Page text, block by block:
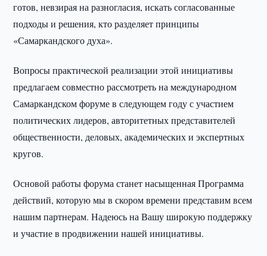
готов, невзирая на разногласия, искать согласованные
подходы и решения, кто разделяет принципы
«Самаркандского духа».
Вопросы практической реализации этой инициативы
предлагаем совместно рассмотреть на международном
Самаркандском форуме в следующем году с участием
политических лидеров, авторитетных представителей
общественности, деловых, академических и экспертных
кругов.
Основой работы форума станет насыщенная Программа
действий, которую мы в скором времени представим всем
нашим партнерам. Надеюсь на Вашу широкую поддержку
и участие в продвижении нашей инициативы.